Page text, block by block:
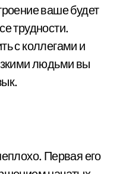
ваше будет
трудности.
с коллегами и
людьми вы
Первая его